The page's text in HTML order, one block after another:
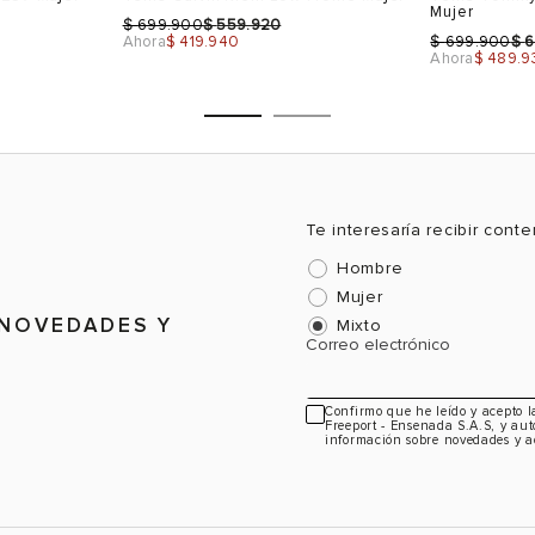
$699.900$559.920
Ahora$ 419.940
Selecciona una talla
USA
7.5
Color
Mujer
$699.900$
Ahora$
37
Color
Y
Te interesaría recibir
Hombre
Mujer
Mixto
Correo electrónico
Confirmo que he leído y acepto
Freeport - Ensenada S.A.S, y
información sobre novedades y